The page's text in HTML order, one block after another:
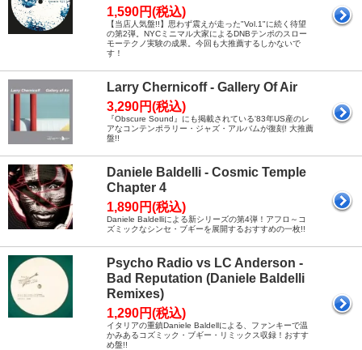
1,590円(税込)
【当店人気盤!!】思わず震えが走った"Vol.1"に続く待望
の第2弾。NYCミニマル大家によるDNBテンポのスロー
モーテクノ実験の成果。今回も大推薦するしかないで
す！
Larry Chernicoff - Gallery Of Air
3,290円(税込)
『Obscure Sound』にも掲載されている'83年US産のレ
アなコンテンポラリー・ジャズ・アルバムが復刻! 大推薦
盤!!
Daniele Baldelli - Cosmic Temple
Chapter 4
1,890円(税込)
Daniele Baldelliによる新シリーズの第4弾！アフロ～コ
ズミックなシンセ・ブギーを展開するおすすめの一枚!!
Psycho Radio vs LC Anderson -
Bad Reputation (Daniele Baldelli
Remixes)
1,290円(税込)
イタリアの重鎮Daniele Baldellによる、ファンキーで温
かみあるコズミック・ブギー・リミックス収録！おすす
め盤!!